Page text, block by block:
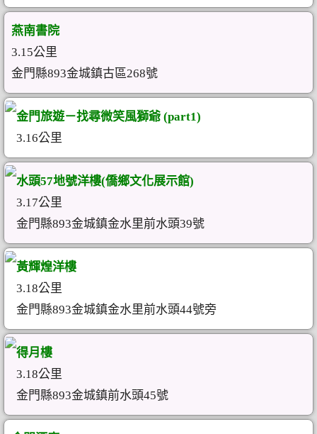
燕南書院
3.15公里
金門縣893金城鎮古區268號
金門旅遊－找尋微笑風獅爺 (part1)
3.16公里
水頭57地號洋樓(僑鄉文化展示館)
3.17公里
金門縣893金城鎮金水里前水頭39號
黃輝煌洋樓
3.18公里
金門縣893金城鎮金水里前水頭44號旁
得月樓
3.18公里
金門縣893金城鎮前水頭45號